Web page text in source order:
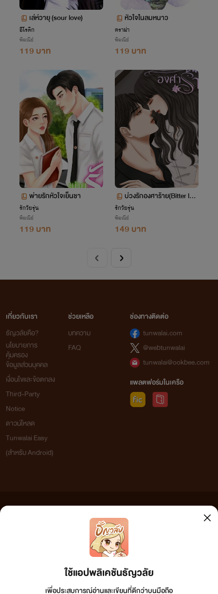
เล่ห์วายุ (sour love)
อีโรติก
พิฆณีย์
119 บาท
หัวใจในลมหนาว
ดราม่า
พิฆณีย์
119 บาท
พ่ายรักหัวใจเย็นชา
รักวัยรุ่น
พิฆณีย์
119 บาท
บ่วงรักองศาร้าย(Bitter lov
e)
รักวัยรุ่น
พิฆณีย์
149 บาท
ใช้แอปพลิเคชันธัญวลัย
เพื่อประสบการณ์อ่านและเขียนที่ดีกว่าบนมือถือ
เกี่ยวกับเรา
ธัญวลัยคือ?
นโยบายการ
คุ้มครอง
ข้อมูลส่วนบุคคล
เงื่อนไขและข้อตกลง
Third-Party
Notice
ดาวน์โหลด
Tunwalai Easy
(สำหรับ Android)
ช่วยเหลือ
บทความ
FAQ
ช่องทางติดต่อ
tunwalai.com
@webtunwalai
tunwalai@ookbee.com
แพลตฟอร์มในเครือ
เว็บไซต์แห่งนี้ไม่ได้เห็นด้วยและไม่ขอรับผิดชอบต่อข้อความใดๆ ทั้งสิ้น ดังนั้นผู้อ่านทุกท่านโปรดใช้
วิจารณญาณในการกลั่นกรองด้วยตนเอง และหากท่านพบข้อความใดๆ ที่ขัดต่อกฎหมายและศีลธรรม
กรุณาแจ้งมาที่ tunwalai@ookbee.com เพื่อทีมงานจะได้ดำเนินการในทันที ทั้งนี้ ทางเว็บไซต์ขอสงวน
ลิขสิทธิ์ตามพระราชบัญญัติลิขสิทธิ์ (ฉบับเพิ่มเติม) พ.ศ.2558